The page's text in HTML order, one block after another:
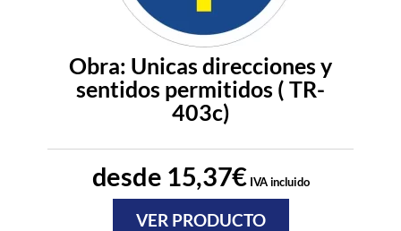
Obra: Unicas direcciones y
sentidos permitidos ( TR-
403c)
desde 15,37€ IVA incluido
VER PRODUCTO